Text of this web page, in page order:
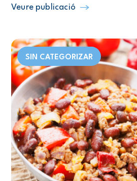
Veure publicació
SIN CATEGORIZAR